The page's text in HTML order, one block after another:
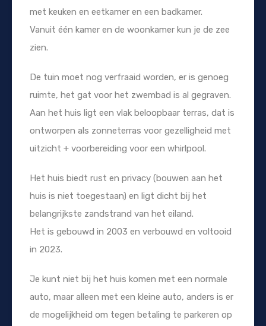
met keuken en eetkamer en een badkamer.
Vanuit één kamer en de woonkamer kun je de zee
zien.
De tuin moet nog verfraaid worden, er is genoeg
ruimte, het gat voor het zwembad is al gegraven.
Aan het huis ligt een vlak beloopbaar terras, dat is
ontworpen als zonneterras voor gezelligheid met
uitzicht + voorbereiding voor een whirlpool.
Het huis biedt rust en privacy (bouwen aan het
huis is niet toegestaan) en ligt dicht bij het
belangrijkste zandstrand van het eiland.
Het is gebouwd in 2003 en verbouwd en voltooid
in 2023.
Je kunt niet bij het huis komen met een normale
auto, maar alleen met een kleine auto, anders is er
de mogelijkheid om tegen betaling te parkeren op